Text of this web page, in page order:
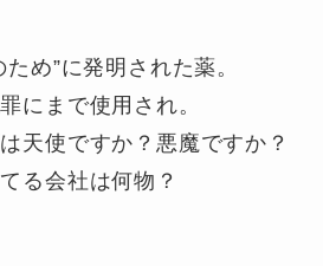
ため”に発明された薬。
にまで使用され。
天使ですか？悪魔ですか？
る会社は何物？